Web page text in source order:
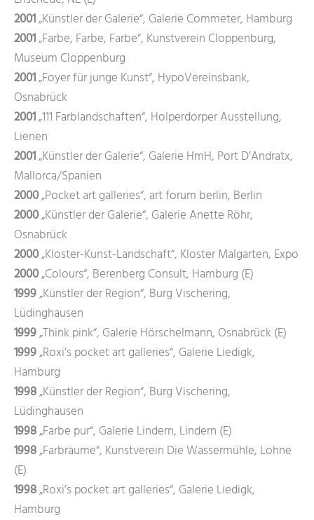
2001„Künstler der Galerie“, Galerie Commeter, Hamburg
2001„Farbe, Farbe, Farbe“, Kunstverein Cloppenburg,
Museum Cloppenburg
2001„Foyer für junge Kunst“, HypoVereinsbank,
Osnabrück
2001„111 Farblandschaften“, Holperdorper Ausstellung,
Lienen
2001„Künstler der Galerie“, Galerie HmH, Port D’Andratx,
Mallorca/Spanien
2000„Pocket art galleries“, art forum berlin, Berlin
2000„Künstler der Galerie“, Galerie Anette Röhr,
Osnabrück
2000„Kloster-Kunst-Landschaft“, Kloster Malgarten, Expo
2000„Colours“, Berenberg Consult, Hamburg (E)
1999„Künstler der Region“, Burg Vischering,
Lüdinghausen
1999„Think pink“, Galerie Hörschelmann, Osnabrück (E)
1999„Roxi’s pocket art galleries“, Galerie Liedigk,
Hamburg
1998„Künstler der Region“, Burg Vischering,
Lüdinghausen
1998„Farbe pur“, Galerie Lindern, Lindern (E)
1998„Farbräume“, Kunstverein Die Wassermühle, Lohne
(E)
1998„Roxi’s pocket art galleries“, Galerie Liedigk,
Hamburg